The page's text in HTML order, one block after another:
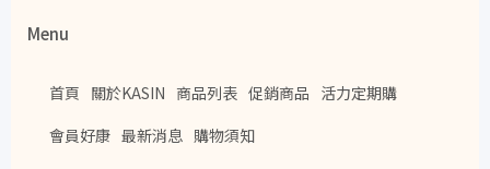
Menu
首頁 關於KASIN 商品列表 促銷商品 活力定期購
會員好康 最新消息 購物須知